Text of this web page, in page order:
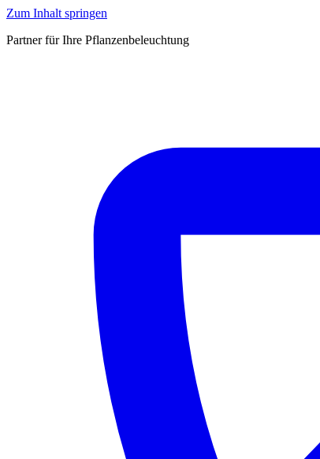
Zum Inhalt springen
Partner für Ihre Pflanzenbeleuchtung